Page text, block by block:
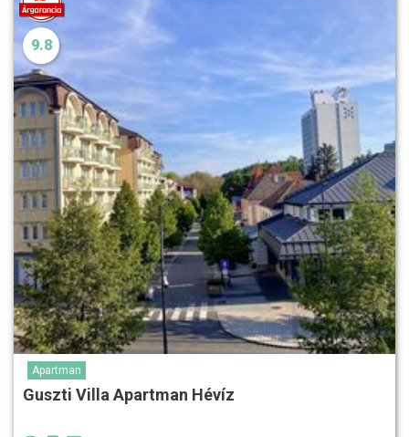
9.8
Apartman
Guszti Villa Apartman Hévíz